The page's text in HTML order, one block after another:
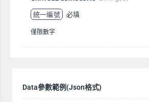
統一編號
必填
僅限數字
Data參數範例(Json格式)